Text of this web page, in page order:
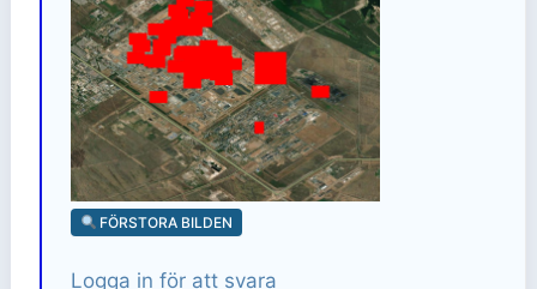
FÖRSTORA BILDEN
Logga in för att svara